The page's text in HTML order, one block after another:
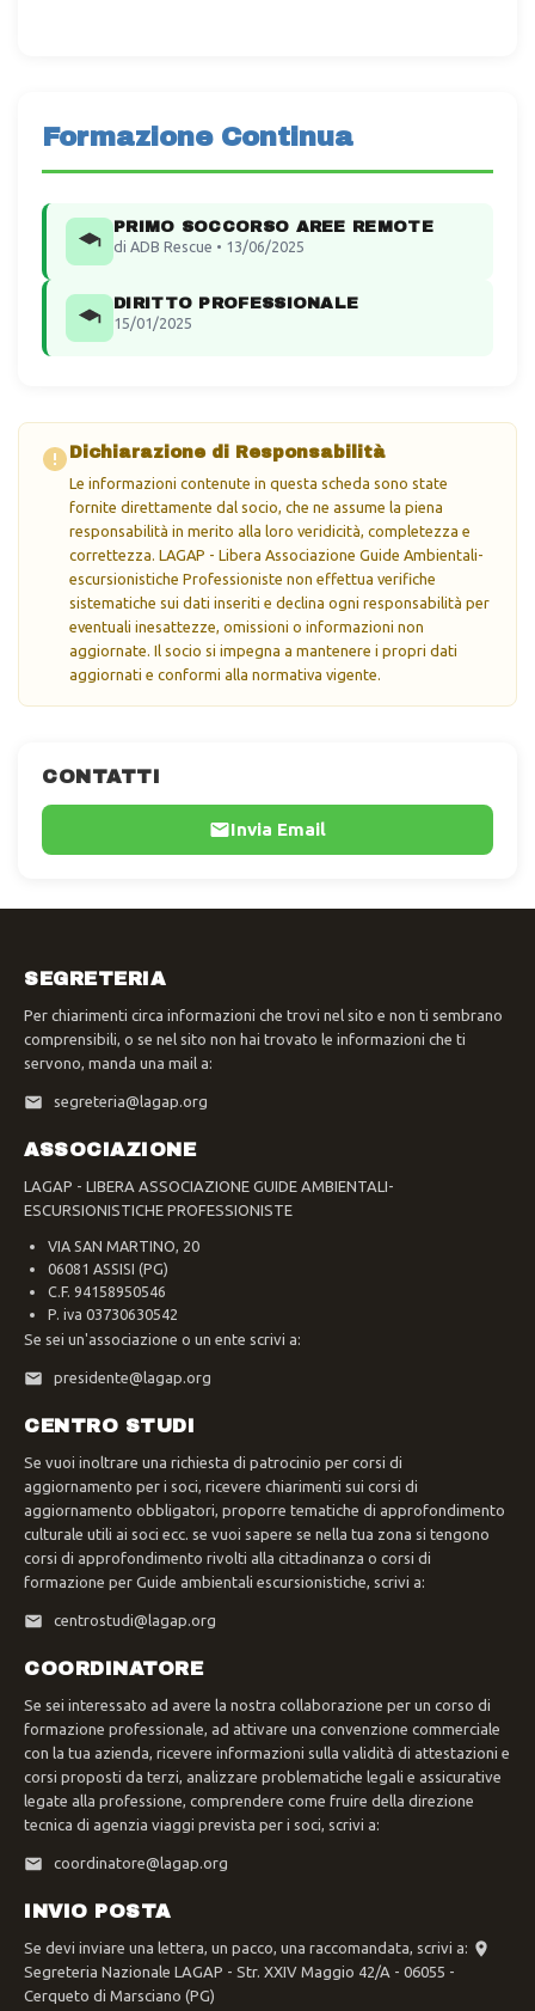
CONTATTI
Invia Email
Formazione Continua
PRIMO SOCCORSO AREE REMOTE
di ADB Rescue • 13/06/2025
DIRITTO PROFESSIONALE
15/01/2025
Dichiarazione di Responsabilità
Le informazioni contenute in questa scheda sono state
fornite direttamente dal socio, che ne assume la piena
responsabilità in merito alla loro veridicità, completezza e
correttezza. LAGAP - Libera Associazione Guide Ambientali-
escursionistiche Professioniste non effettua verifiche
sistematiche sui dati inseriti e declina ogni responsabilità per
eventuali inesattezze, omissioni o informazioni non
aggiornate. Il socio si impegna a mantenere i propri dati
aggiornati e conformi alla normativa vigente.
SEGRETERIA
Per chiarimenti circa informazioni che trovi nel sito e non ti sembrano
comprensibili, o se nel sito non hai trovato le informazioni che ti
servono, manda una mail a:
segreteria@lagap.org
ASSOCIAZIONE
LAGAP - LIBERA ASSOCIAZIONE GUIDE AMBIENTALI-
ESCURSIONISTICHE PROFESSIONISTE
VIA SAN MARTINO, 20
06081 ASSISI (PG)
C.F. 94158950546
P. iva 03730630542
Se sei un'associazione o un ente scrivi a:
presidente@lagap.org
CENTRO STUDI
Se vuoi inoltrare una richiesta di patrocinio per corsi di
aggiornamento per i soci, ricevere chiarimenti sui corsi di
aggiornamento obbligatori, proporre tematiche di approfondimento
culturale utili ai soci ecc. se vuoi sapere se nella tua zona si tengono
corsi di approfondimento rivolti alla cittadinanza o corsi di
formazione per Guide ambientali escursionistiche, scrivi a:
centrostudi@lagap.org
COORDINATORE
Se sei interessato ad avere la nostra collaborazione per un corso di
formazione professionale, ad attivare una convenzione commerciale
con la tua azienda, ricevere informazioni sulla validità di attestazioni e
corsi proposti da terzi, analizzare problematiche legali e assicurative
legate alla professione, comprendere come fruire della direzione
tecnica di agenzia viaggi prevista per i soci, scrivi a:
coordinatore@lagap.org
INVIO POSTA
Se devi inviare una lettera, un pacco, una raccomandata, scrivi a:
Segreteria Nazionale LAGAP - Str. XXIV Maggio 42/A - 06055 -
Cerqueto di Marsciano (PG)